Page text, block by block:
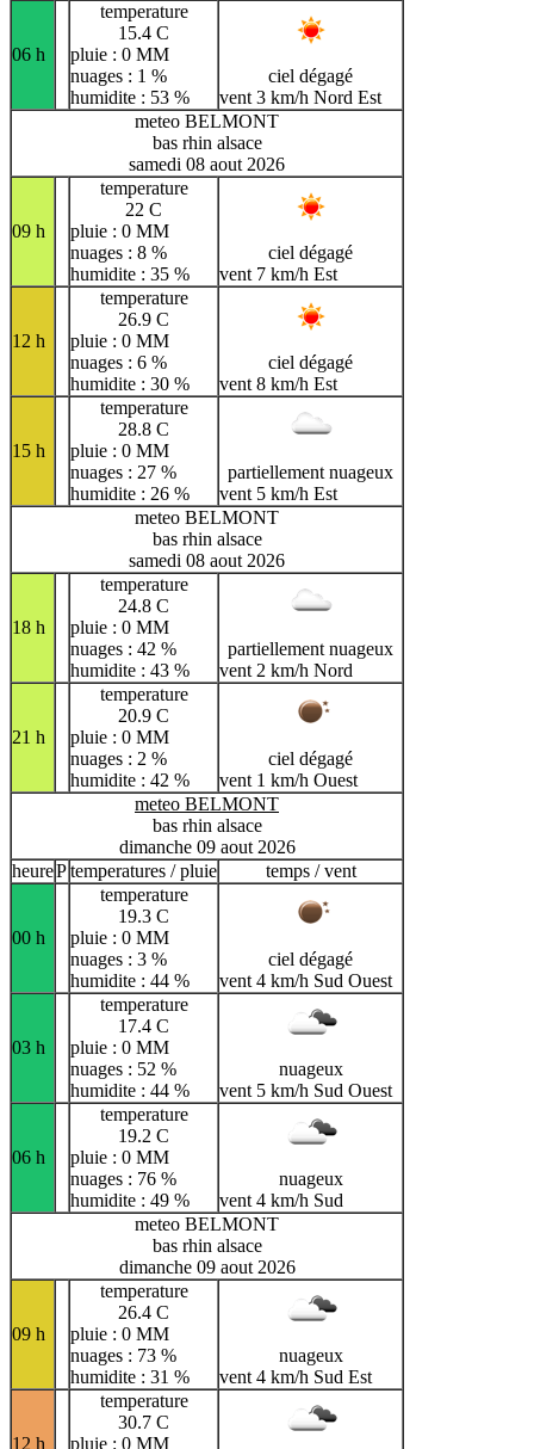
06 h
temperature
15.4 C
pluie : 0 MM
nuages : 1 %
humidite : 53 %
ciel dégagé
vent 3 km/h Nord Est
meteo BELMONT
bas rhin alsace
samedi 08 aout 2026
09 h
temperature
22 C
pluie : 0 MM
nuages : 8 %
humidite : 35 %
ciel dégagé
vent 7 km/h Est
12 h
temperature
26.9 C
pluie : 0 MM
nuages : 6 %
humidite : 30 %
ciel dégagé
vent 8 km/h Est
15 h
temperature
28.8 C
pluie : 0 MM
nuages : 27 %
humidite : 26 %
partiellement nuageux
vent 5 km/h Est
meteo BELMONT
bas rhin alsace
samedi 08 aout 2026
18 h
temperature
24.8 C
pluie : 0 MM
nuages : 42 %
humidite : 43 %
partiellement nuageux
vent 2 km/h Nord
21 h
temperature
20.9 C
pluie : 0 MM
nuages : 2 %
humidite : 42 %
ciel dégagé
vent 1 km/h Ouest
meteo BELMONT
bas rhin alsace
dimanche 09 aout 2026
heurePtemperatures / pluie temps / vent
00 h
temperature
19.3 C
pluie : 0 MM
nuages : 3 %
humidite : 44 %
ciel dégagé
vent 4 km/h Sud Ouest
03 h
temperature
17.4 C
pluie : 0 MM
nuages : 52 %
humidite : 44 %
nuageux
vent 5 km/h Sud Ouest
06 h
temperature
19.2 C
pluie : 0 MM
nuages : 76 %
humidite : 49 %
nuageux
vent 4 km/h Sud
meteo BELMONT
bas rhin alsace
dimanche 09 aout 2026
09 h
temperature
26.4 C
pluie : 0 MM
nuages : 73 %
humidite : 31 %
nuageux
vent 4 km/h Sud Est
12 h
temperature
30.7 C
pluie : 0 MM